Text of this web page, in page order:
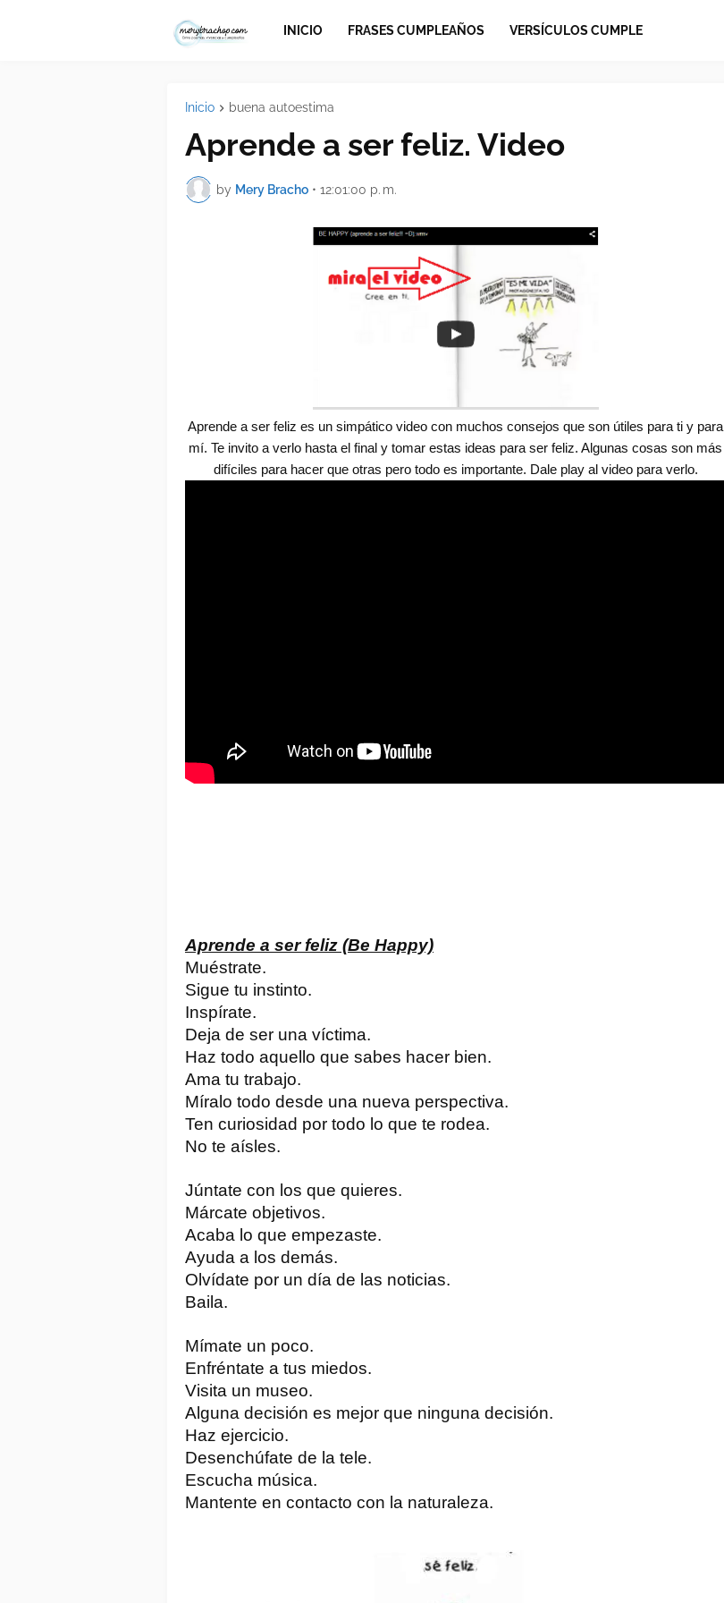
INICIO FRASES CUMPLEAÑOS VERSÍCULOS CUMPLE
Inicio buena autoestima
Aprende a ser feliz. Video
by Mery Bracho • 12:01:00 p. m.
Aprende a ser feliz es un simpático video con muchos consejos que son útiles para ti y para
mí. Te invito a verlo hasta el final y tomar estas ideas para ser feliz. Algunas cosas son más
difíciles para hacer que otras pero todo es importante. Dale play al video para verlo.
Aprende a ser feliz (Be Happy)
Muéstrate.
Sigue tu instinto.
Inspírate.
Deja de ser una víctima.
Haz todo aquello que sabes hacer bien.
Ama tu trabajo.
Míralo todo desde una nueva perspectiva.
Ten curiosidad por todo lo que te rodea.
No te aísles.
Júntate con los que quieres.
Márcate objetivos.
Acaba lo que empezaste.
Ayuda a los demás.
Olvídate por un día de las noticias.
Baila.
Mímate un poco.
Enfréntate a tus miedos.
Visita un museo.
Alguna decisión es mejor que ninguna decisión.
Haz ejercicio.
Desenchúfate de la tele.
Escucha música.
Mantente en contacto con la naturaleza.